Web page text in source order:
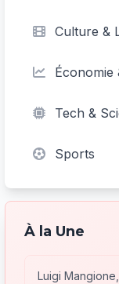
Culture &
Économie
Tech &
Sports
À la Une
Luigi